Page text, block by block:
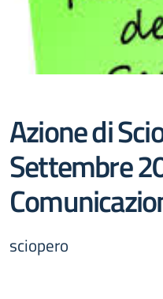
Azione di
Settembre
sciopero